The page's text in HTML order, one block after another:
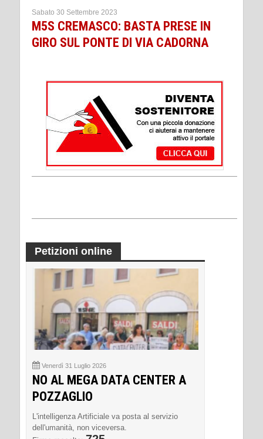
Sabato 30 Settembre 2023
M5S CREMASCO: BASTA PRESE IN
GIRO SUL PONTE DI VIA CADORNA
Petizioni online
Venerdì 31 Luglio 2026
NO AL MEGA DATA CENTER A
POZZAGLIO
L'intelligenza Artificiale va posta al servizio
dell'umanità, non viceversa.